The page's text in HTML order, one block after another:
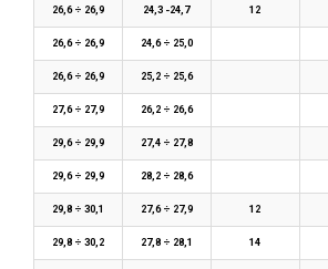
26,6 ÷ 26,9 24,3 -24,7 12
26,6 ÷ 26,9 24,6 ÷ 25,0
26,6 ÷ 26,9 25,2 ÷ 25,6
27,6 ÷ 27,9 26,2 ÷ 26,6
29,6 ÷ 29,9 27,4 ÷ 27,8
29,6 ÷ 29,9 28,2 ÷ 28,6
29,8 ÷ 30,1 27,6 ÷ 27,9 12
29,8 ÷ 30,2 27,8 ÷ 28,1 14